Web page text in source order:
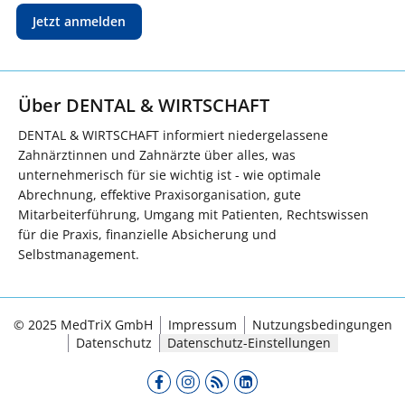
Jetzt anmelden
Über DENTAL & WIRTSCHAFT
DENTAL & WIRTSCHAFT informiert niedergelassene
Zahnärztinnen und Zahnärzte über alles, was
unternehmerisch für sie wichtig ist - wie optimale
Abrechnung, effektive Praxisorganisation, gute
Mitarbeiterführung, Umgang mit Patienten, Rechtswissen
für die Praxis, finanzielle Absicherung und
Selbstmanagement.
© 2025 MedTriX GmbH Impressum
Nutzungsbedingungen
Datenschutz
Datenschutz-Einstellungen